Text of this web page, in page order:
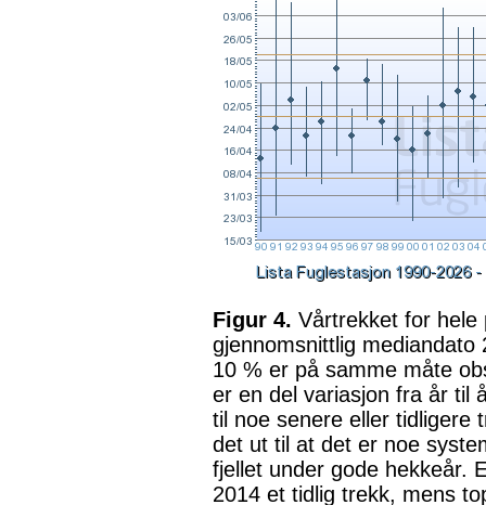
Figur 4. Vårtrekket for hele
gjennomsnittlig
10 % er på samme måte
er en del variasjon fra år til
til noe senere eller tidligere
det ut til at det er noe
fjellet under gode hekkeår.
2014 et tidlig trekk, mens